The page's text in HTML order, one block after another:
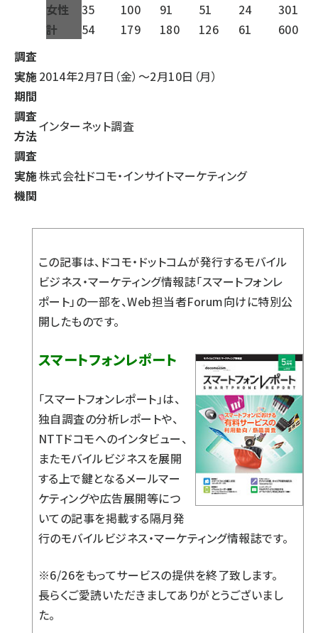
女性
35 100 91 51 24
301
計
54 179 180 126 61
600
調査
実施
期間
2014年2月7日（金）～2月10日（月）
調査
方法
インターネット調査
調査
実施
機関
株式会社ドコモ・インサイトマーケティング
この記事は、ドコモ・ドットコムが発行するモバイル
ビジネス・マーケティング情報誌「スマートフォンレ
ポート」の一部を、Web担当者Forum向けに特別公
開したものです。
スマートフォンレポート
「スマートフォンレポート」は、
独自調査の分析レポートや、
NTTドコモへのインタビュー、
またモバイルビジネスを展開
する上で鍵となるメールマー
ケティングや広告展開等につ
いての記事を掲載する隔月発
行のモバイルビジネス・マーケティング情報誌です。
※6/26をもってサービスの提供を終了致します。
長らくご愛読いただきましてありがとうございまし
た。